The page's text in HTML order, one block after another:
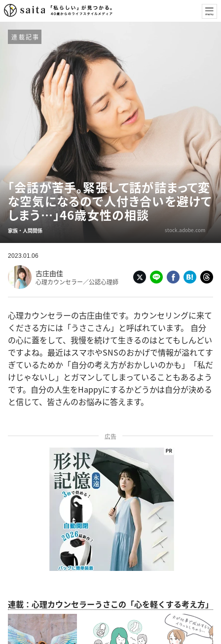
連載記事
「会話が苦手。緊張して話が詰まって変
な空気になるので人付き合いを避けて
しまう…」46歳女性の相談
家族・人間関係 stock.adobe.com
2023.01.06
古庄由佳
心理カウンセラー／公認心理師
心理カウンセラーの古庄由佳です。カウンセリングに来て
くださる方には「うさこさん」と呼ばれています。 自分
の心に蓋をして、我慢を続けて生きるのはとてもしんどい
ですよね。最近はスマホやSNSのおかげで情報が溢れてす
ぎているためか「自分の考え方がおかしいのかも」「私だ
けじゃないし」とガマンしてしまっていることもあるよう
です。自分の人生をHappyにするかどうかは自分が決める
と信じて、皆さんのお悩みに答えます。
広告
連載：心理カウンセラーうさこの「心を軽くする考え方」